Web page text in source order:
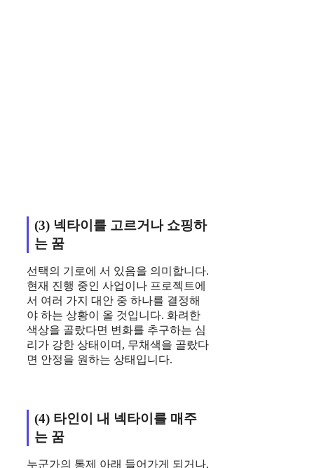
(3) 넥타이를 고르거나 쇼핑하
는 꿈
선택의 기로에 서 있음을 의미합니다.
현재 진행 중인 사업이나 프로젝트에
서 여러 가지 대안 중 하나를 결정해
야 하는 상황이 올 것입니다. 화려한
색상을 골랐다면 변화를 추구하는 심
리가 강한 상태이며, 무채색을 골랐다
면 안정을 원하는 상태입니다.
(4) 타인이 내 넥타이를 매주
는 꿈
누군가의 통제 아래 들어가게 되거나,